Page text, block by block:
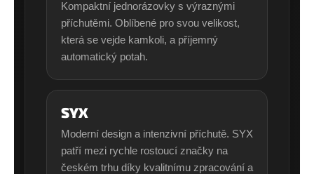
Kompaktní jednorázovky s výraznými
příchutěmi. Oblíbené pro svou velikost,
která se vejde kamkoli, a příjemný
automatický potah.
SYX
Moderní design a intenzivní příchutě. SYX
patří mezi rychle rostoucí značky na
českém trhu díky kvalitnímu zpracování a